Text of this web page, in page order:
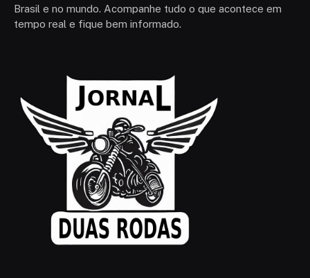
Brasil e no mundo. Acompanhe tudo o que acontece em
tempo real e fique bem informado.